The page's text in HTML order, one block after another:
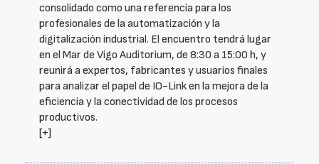
consolidado como una referencia para los
profesionales de la automatización y la
digitalización industrial. El encuentro tendrá lugar
en el Mar de Vigo Auditorium, de 8:30 a 15:00 h, y
reunirá a expertos, fabricantes y usuarios finales
para analizar el papel de IO-Link en la mejora de la
eficiencia y la conectividad de los procesos
productivos.
[+]